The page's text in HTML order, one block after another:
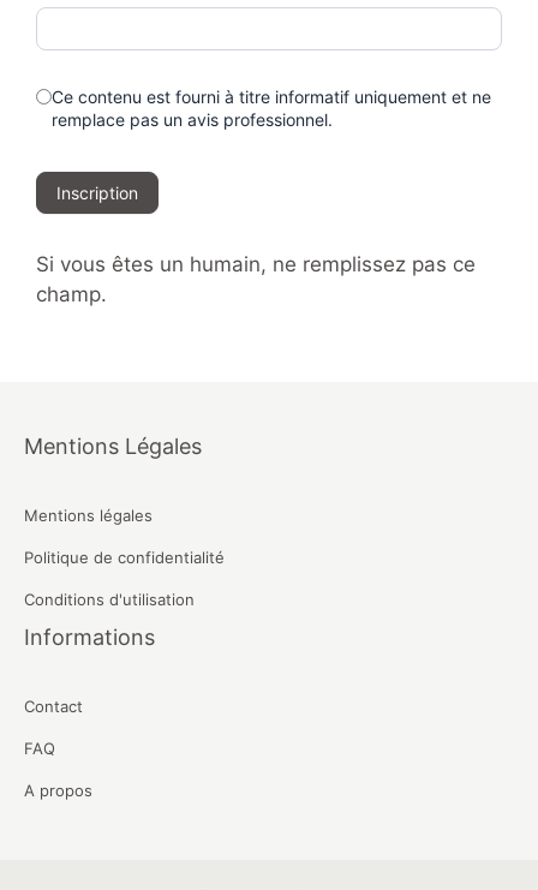
Ce contenu est fourni à titre informatif uniquement et ne
remplace pas un avis professionnel.
Inscription
Si vous êtes un humain, ne remplissez pas ce
champ.
Mentions Légales
Mentions légales
Politique de confidentialité
Conditions d'utilisation
Informations
Contact
FAQ
A propos